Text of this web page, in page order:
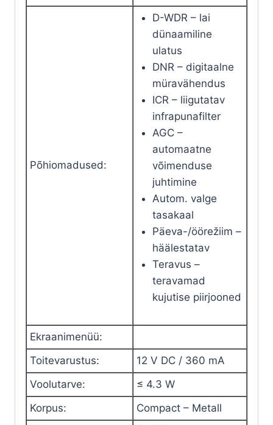
Põhiomadused:
D-WDR – lai
dünaamiline
ulatus
DNR – digitaalne
müravähendus
ICR – liigutatav
infrapunafilter
AGC –
automaatne
võimenduse
juhtimine
Autom. valge
tasakaal
Päeva-/öörežiim –
häälestatav
Teravus –
teravamad
kujutise piirjooned
Ekraanimenüü:
Toitevarustus: 12 V DC / 360 mA
Voolutarve:
≤ 4.3 W
Korpus:
Compact – Metall